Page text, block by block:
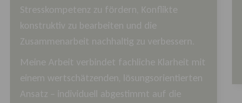
Stresskompetenz zu fördern, Konflikte
konstruktiv zu bearbeiten und die
Zusammenarbeit nachhaltig zu verbessern.
Meine Arbeit verbindet fachliche Klarheit mit
einem wertschätzenden, lösungsorientierten
Ansatz – individuell abgestimmt auf die